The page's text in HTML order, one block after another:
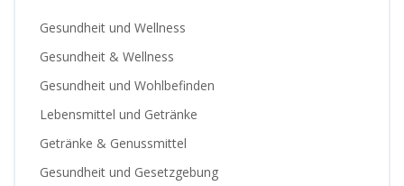
Gesundheit und Wellness
Gesundheit & Wellness
Gesundheit und Wohlbefinden
Lebensmittel und Getränke
Getränke & Genussmittel
Gesundheit und Gesetzgebung